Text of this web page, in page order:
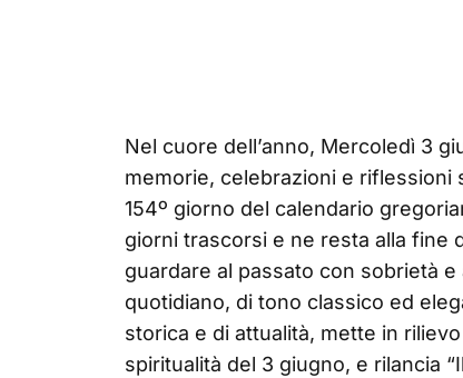
Nel cuore dell’anno, Mercoledì 3
memorie, celebrazioni e
154º giorno del calendario
giorni trascorsi e ne resta alla fine
guardare al passato con sobrietà
quotidiano, di tono classico ed
storica e di attualità, mette in
spiritualità del 3 giugno, e rilancia